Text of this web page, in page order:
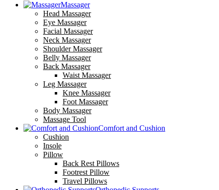
Massager
Head Massager
Eye Massager
Facial Massager
Neck Massager
Shoulder Massager
Belly Massager
Back Massager
Waist Massager
Leg Massager
Knee Massager
Foot Massager
Body Massager
Massage Tool
Comfort and Cushion
Cushion
Insole
Pillow
Back Rest Pillows
Footrest Pillow
Travel Pillows